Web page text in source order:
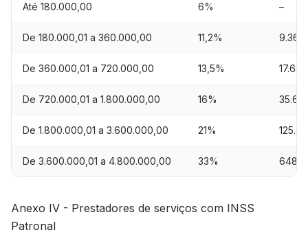
Até 180.000,00 6% –
De 180.000,01 a 360.000,00 11,2%
De 360.000,01 a 720.000,00 13,5%
De 720.000,01 a 1.800.000,00 16%
De 1.800.000,01 a 3.600.000,00 21%
De 3.600.000,01 a 4.800.000,00 33%
Anexo IV - Prestadores de serviços com INSS
Patronal